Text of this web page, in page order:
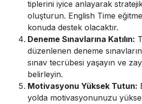
tiplerini iyice anlayarak
oluşturun. English Time
konuda destek olacaktır.
Deneme Sınavlarına Katılın:
düzenlenen deneme
sınav tecrübesi yaşayın ve
belirleyin.
Motivasyonu Yüksek Tutun:
yolda motivasyonunuzu